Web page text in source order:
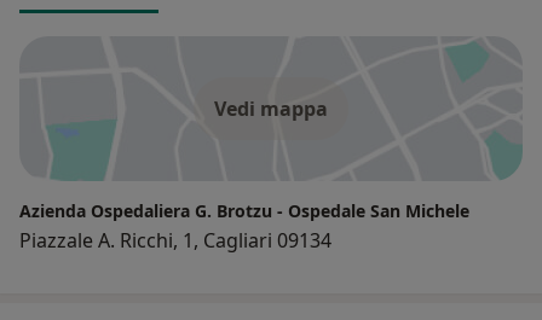
Vedi mappa
Azienda Ospedaliera G. Brotzu - Ospedale San Michele
Piazzale A. Ricchi, 1, Cagliari 09134